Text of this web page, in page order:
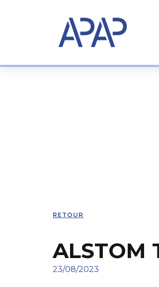
RETOUR
ALSTOM
23/08/2023